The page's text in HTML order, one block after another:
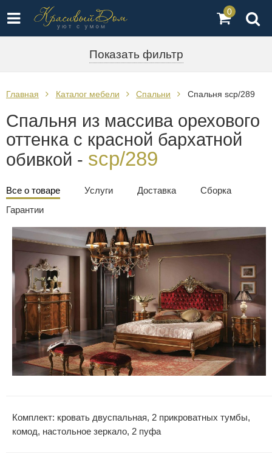
0
Показать фильтр
Главная Каталог мебели Спальни Спальня scp/289
Спальня из массива орехового
оттенка с красной бархатной
обивкой - scp/289
Все о товаре Услуги Доставка
Сборка
Гарантии
Комплект: кровать двуспальная, 2 прикроватных тумбы,
комод, настольное зеркало, 2 пуфа